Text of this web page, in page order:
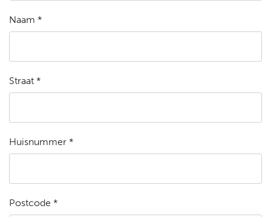
Naam *
Straat *
Huisnummer *
Postcode *